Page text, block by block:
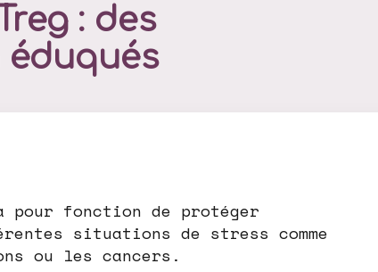
: des
pour fonction de protéger
situations de stress comme
ou les cancers.